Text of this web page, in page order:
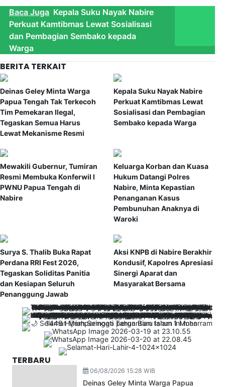
Baca Juga Kepala Suku Nayak Nabire
Perkuat Kamtibmas Lewat Sosialisasi
dan Pembagian Sembako kepada
Warga
BERITA TERKAIT
Deinas Geley Minta Warga
Papua Tengah Tak Terkecoh
Tim Pemekaran Ilegal,
Tegaskan Semua Harus
Lewat Mekanisme Resmi
Kepala Suku Nayak Nabire
Perkuat Kamtibmas Lewat
Sosialisasi dan Pembagian
Sembako kepada Warga
Mewakili Gubernur, Tumiran
Resmi Membuka Konferwil I
PWNU Papua Tengah di
Nabire
Keluarga Korban dan Kuasa
Hukum Datangi Polres
Nabire, Minta Kepastian
Penanganan Kasus
Pembunuhan Anaknya di
Waroki
Surya S. Thalib Buka Rapat
Perdana RRI Fest 2026,
Tegaskan Soliditas Panitia
dan Kesiapan Seluruh
Penanggung Jawab
Aksi KNPB di Nabire Berakhir
Kondusif, Kapolres Apresiasi
Sinergi Aparat dan
Masyarakat Bersama
TERBARU
06/08/2026 15:28 WIB
Deinas Geley Minta Warga Papua